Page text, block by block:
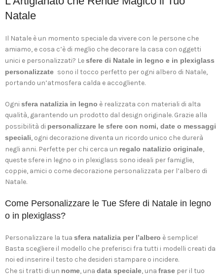
Natale
Il Natale è un momento speciale da vivere con le persone che
amiamo, e cosa c’è di meglio che decorare la casa con oggetti
unici e personalizzati? Lesfere di Natale in legno e in plexiglass
personalizzate sono il tocco perfetto per ogni albero di Natale,
portando un’atmosfera calda e accogliente.
Ogni sfera natalizia in legno è realizzata con materiali di alta
qualità, garantendo un prodotto dal design originale. Grazie alla
possibilità di personalizzare le sfere con nomi, date o messaggi
speciali, ogni decorazione diventa un ricordo unico che durerà
negli anni. Perfette per chi cerca un regalo natalizio originale,
queste sfere in legno o in plexiglass sono ideali per famiglie,
coppie, amici o come decorazione personalizzata per l’albero di
Natale.
Come Personalizzare le Tue Sfere di Natale in legno
o in plexiglass?
Personalizzare la tua sfera natalizia per l’albero è semplice!
Basta scegliere il modello che preferisci fra tutti i modelli creati da
noi ed inserire il testo che desideri stampare o incidere.
Che si tratti di un nome, una data speciale, una frase per il tuo